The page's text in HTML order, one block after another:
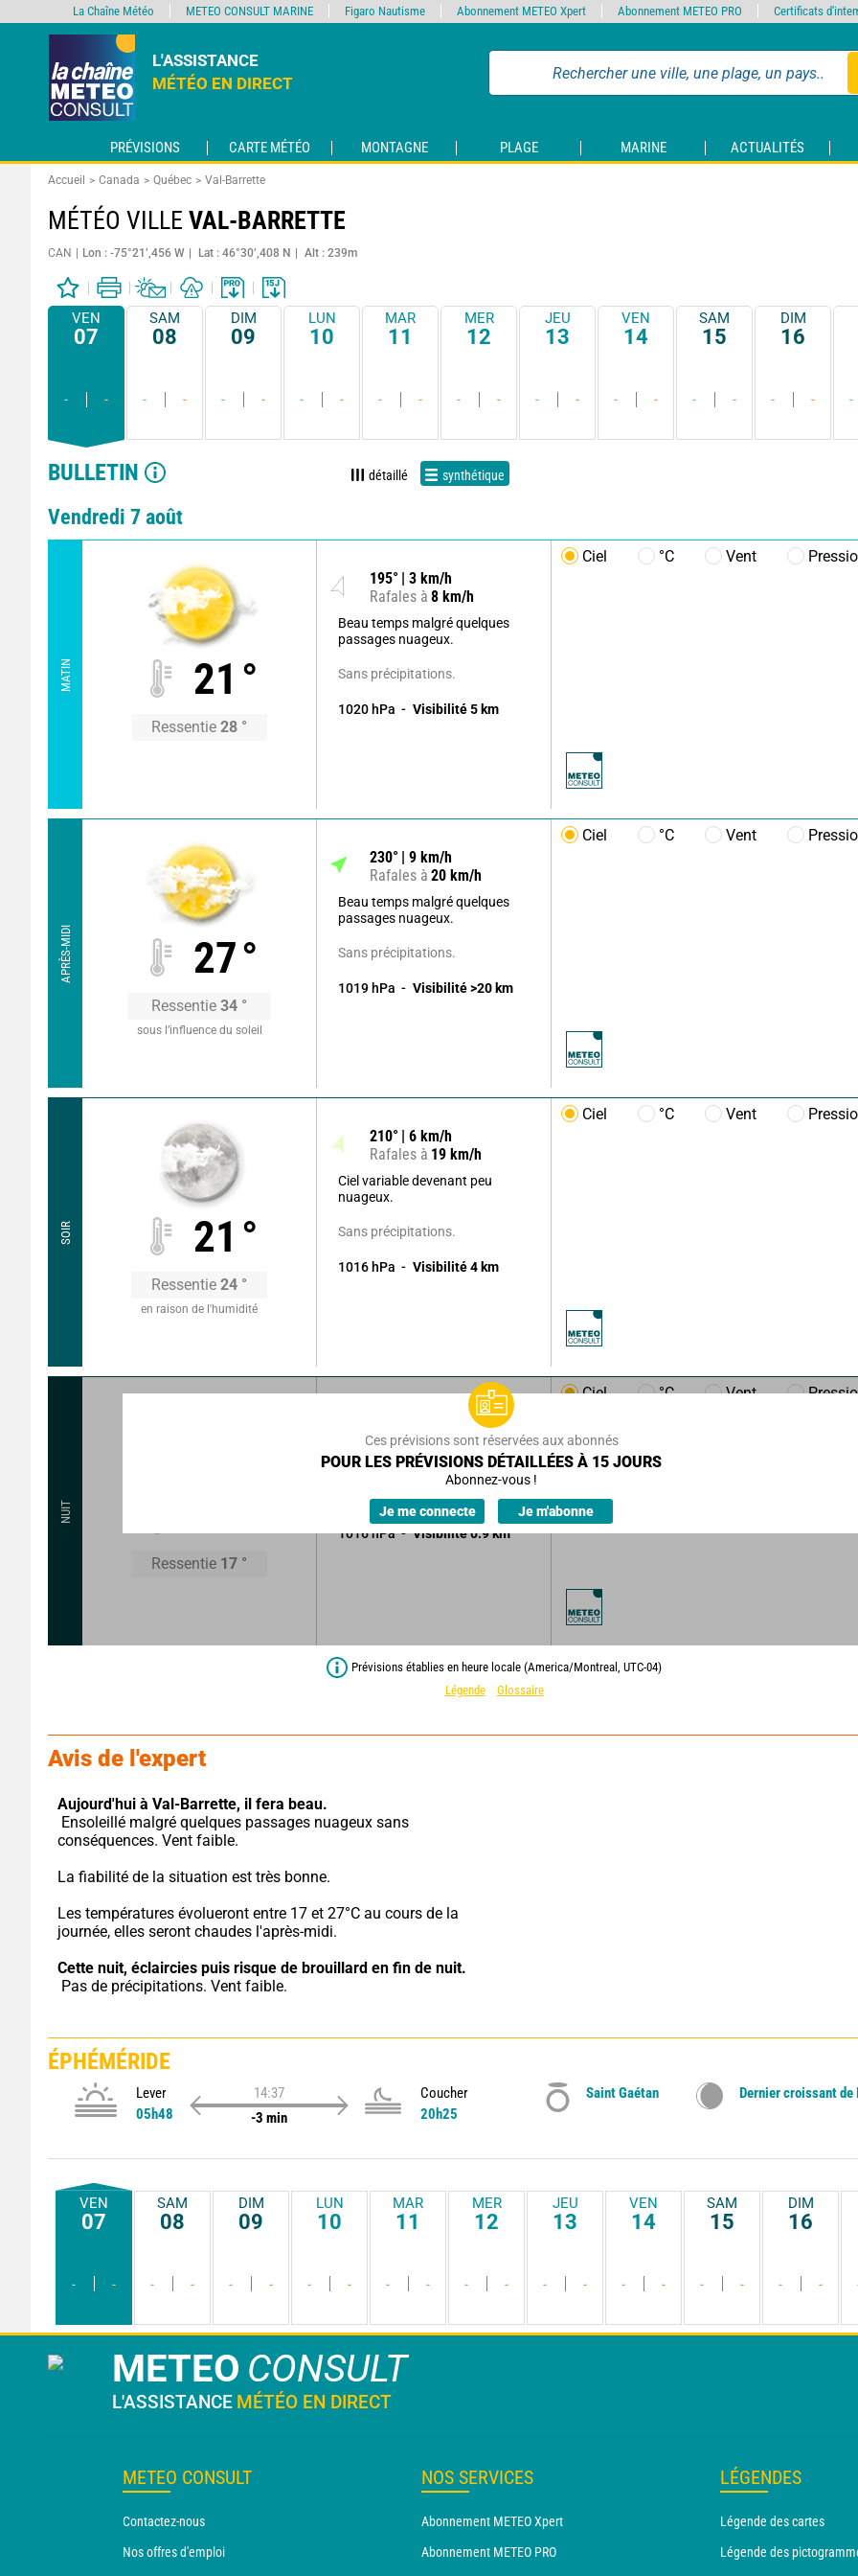
L'ASSISTANCE
MÉTÉO EN DIRECT
PRÉVISIONS CARTE MÉTÉO MONTAGNE PLAGE MARINE ACTUALITÉS
Accueil Canada Québec Val-Barrette
MÉTÉO VILLE VAL-BARRETTE
CAN Lon : -75°21’,456 W Lat : 46°30’,408 N Alt : 239m
VEN
07
- -
SAM
08
- -
DIM
09
- -
LUN
10
- -
MAR
11
- -
MER
12
- -
JEU
13
- -
VEN
14
- -
SAM
15
- -
DIM
16
- - -
BULLETIN détaillé synthétique
Vendredi 7 août
MATIN 21 °
Ressentie 28 °
195° 3 km/h
Rafales à 8 km/h
Beau temps malgré quelques
passages nuageux.
Sans précipitations.
1020 hPa Visibilité 5 km
Ciel °C Vent
APRÈS-MIDI 27°
Ressentie 34 °
sous l’influence du soleil
230° 9 km/h
Rafales à 20 km/h
Beau temps malgré quelques
passages nuageux.
Sans précipitations.
1019 hPa Visibilité >20 km
Ciel °C Vent
SOIR 21 °
Ressentie 24 °
en raison de l'humidité
210° 6 km/h
Rafales à 19 km/h
Ciel variable devenant peu
nuageux.
Sans précipitations.
1016 hPa Visibilité 4 km
Ciel °C Vent
NUIT
Ressentie 17 °
Rafales à6 km/h
Brumes et brouillards.
Sans précipitations.
1016hPa Visibilité0.9km
Ciel °C Vent
Ces prévisions sont réservées aux abonnés
POUR LES PRÉVISIONS DÉTAILLÉES À 15 JOURS
Abonnez-vous !
Je me connecte Je m'abonne
Prévisions établies en heure locale (America/Montreal, UTC-04)
Légende
Glossaire
Avis de l'expert
Aujourd'hui à Val-Barrette, il fera beau.
conséquences. Vent faible.
La fiabilité de la situation est très bonne.
Les températures évolueront entre 17 et 27°C au cours de la
journée, elles seront chaudes l'après-midi.
Cette nuit, éclaircies puis risque de brouillard en fin de nuit.
Pas de précipitations. Vent faible.
ÉPHÉMÉRIDE
Lever
05h48
14:37
-3 min
Coucher
20h25
Saint Gaétan Dernier croissant de
VEN
07
- -
SAM
08
- -
DIM
09
- -
LUN
10
- -
MAR
11
- -
MER
12
- -
JEU
13
- -
VEN
14
- -
SAM
15
- -
DIM
16
- -
METEO CONSULT
L'ASSISTANCE MÉTÉO EN DIRECT
METEO CONSULT
Contactez-nous
Nos offres d'emploi
NOS SERVICES
Abonnement METEO Xpert
Abonnement METEO PRO
LÉGENDES
Légende des cartes
Légende des
La Chaîne Météo METEO CONSULT MARINE Figaro Nautisme Abonnement METEO Xpert Abonnement METEO PRO Certificats